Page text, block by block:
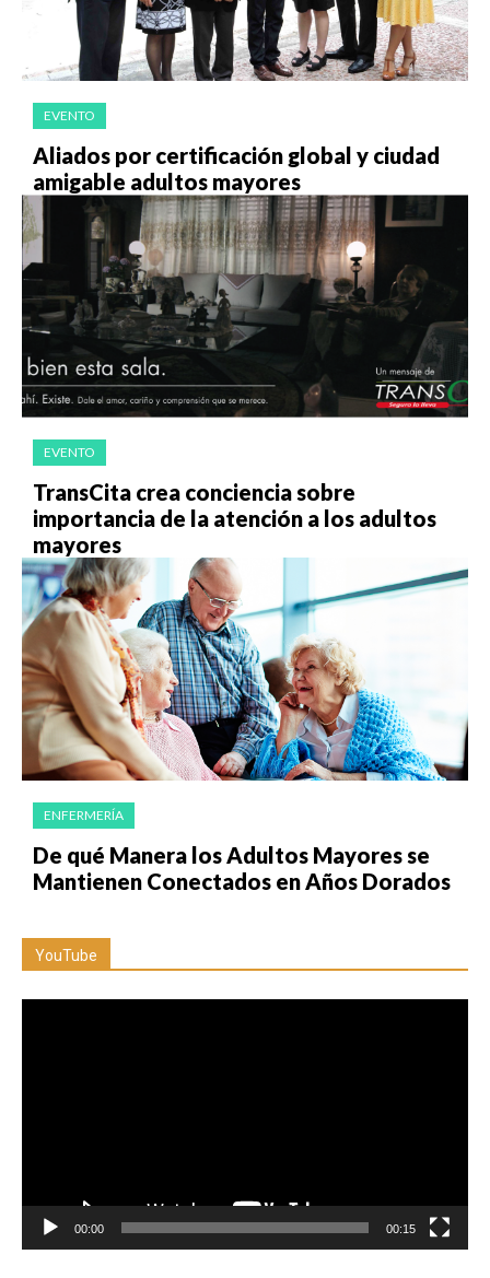
EVENTO
Aliados por certificación global y ciudad
amigable adultos mayores
EVENTO
TransCita crea conciencia sobre
importancia de la atención a los adultos
mayores
ENFERMERÍA
De qué Manera los Adultos Mayores se
Mantienen Conectados en Años Dorados
YouTube
00:00 00:15